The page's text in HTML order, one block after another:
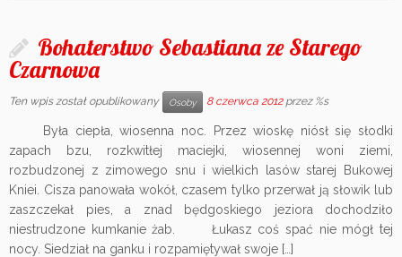
Bohaterstwo Sebastiana ze Starego
Czarnowa
Ten wpis został opublikowany Osoby 8 czerwca 2012 przez %s
Była ciepła, wiosenna noc. Przez wioskę niósł się słodki
zapach bzu, rozkwitłej maciejki, wiosennej woni ziemi,
rozbudzonej z zimowego snu i wielkich lasów starej Bukowej
Kniei. Cisza panowała wokół, czasem tylko przerwał ją słowik lub
zaszczekał pies, a znad będgoskiego jeziora dochodziło
niestrudzone kumkanie żab. Łukasz coś spać nie mógł tej
nocy. Siedział na ganku i rozpamiętywał swoje […]